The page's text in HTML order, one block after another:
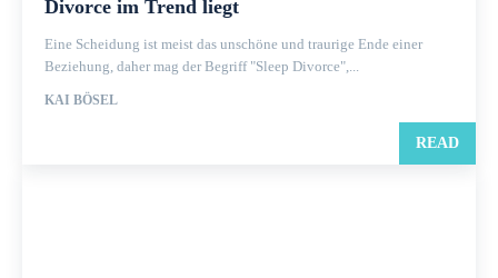
Divorce im Trend liegt
Eine Scheidung ist meist das unschöne und traurige Ende einer
Beziehung, daher mag der Begriff "Sleep Divorce",...
KAI BÖSEL
READ